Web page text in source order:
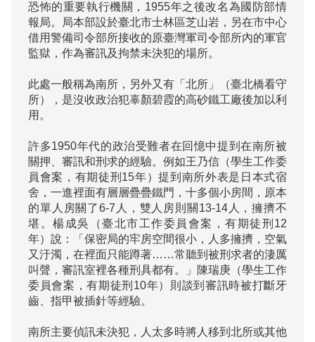
恐怖的重要執行機關，1955年之後改名為國防部情
報局。局本部設於臺北市士林區芝山岩，另在市中心
借用警備司令部所接收的原臺灣軍司令部所內的軍官
監獄，作為審訊及拘禁未決犯的場所。
此處一般稱為南所，另外又有「北所」（臺北橋看守
所），是沒收政治犯辜顏碧霞的高砂鐵工廠後加以利
用。
許多1950年代的政治受難者在回憶中提到在南所被
關押、審訊和刑求的經驗。例如王乃信（學生工作委
員會案，有期徒刑15年）提到南所外表是日本式宿
舍，一進裡面有層層疊疊鐵門，十多個小房間，原本
的單人房關了6-7人，雙人房則關13-14人，擁擠不
堪。楊成吳（臺北市工作委員會案，有期徒刑12
年）說：「保密局的牢房空間很小，人多擁擠，空氣
又汙濁，在裡面只能蹲著……常聽到被刑求者的淒厲
叫聲，審訊室裡各種刑具都有。」陳瑞庚（學生工作
委員會案，有期徒刑10年）則談到審訊時被打斷牙
齒、指甲被插針等經驗。
南所主要偵訊未決犯，人太多時將人移到北所或其他